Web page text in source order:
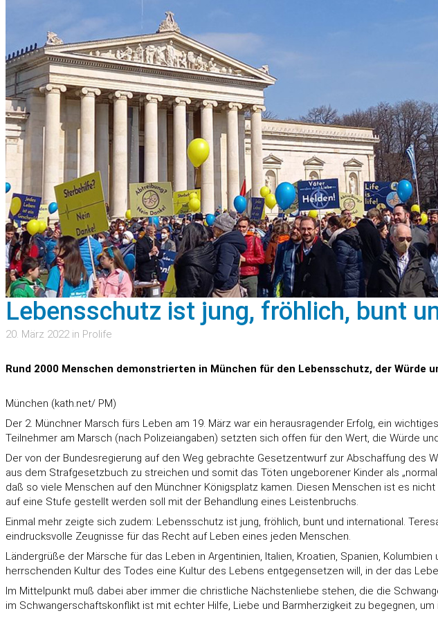
Lebensschutz ist jung, fröhlich, bunt
20. März 2022 in Prolife
Rund 2000 Menschen demonstrierten in München für den Lebensschutz, der Würde
München (kath.net/ PM)
Der 2. Münchner Marsch fürs Leben am 19. März war ein herausragender Erfolg, ein
Teilnehmer am Marsch (nach Polizeiangaben) setzten sich offen für den Wert, die Würde
Der von der Bundesregierung auf den Weg gebrachte Gesetzentwurf zur Abschaffung
aus dem Strafgesetzbuch zu streichen und somit das Töten ungeborener Kinder als
daß so viele Menschen auf den Münchner Königsplatz kamen. Diesen Menschen ist es
auf eine Stufe gestellt werden soll mit der Behandlung eines Leistenbruchs.
Einmal mehr zeigte sich zudem: Lebensschutz ist jung, fröhlich, bunt und international.
eindrucksvolle Zeugnisse für das Recht auf Leben eines jeden Menschen.
Ländergrüße der Märsche für das Leben in Argentinien, Italien, Kroatien, Spanien,
herrschenden Kultur des Todes eine Kultur des Lebens entgegensetzen will, in der das
Im Mittelpunkt muß dabei aber immer die christliche Nächstenliebe stehen, die die
im Schwangerschaftskonflikt ist mit echter Hilfe, Liebe und Barmherzigkeit zu begegnen,